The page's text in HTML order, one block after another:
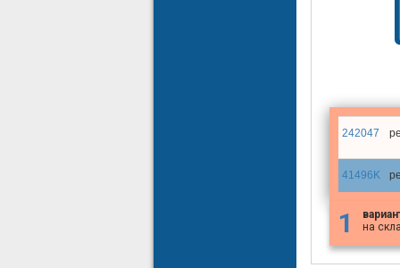
242047
41496K
1
на